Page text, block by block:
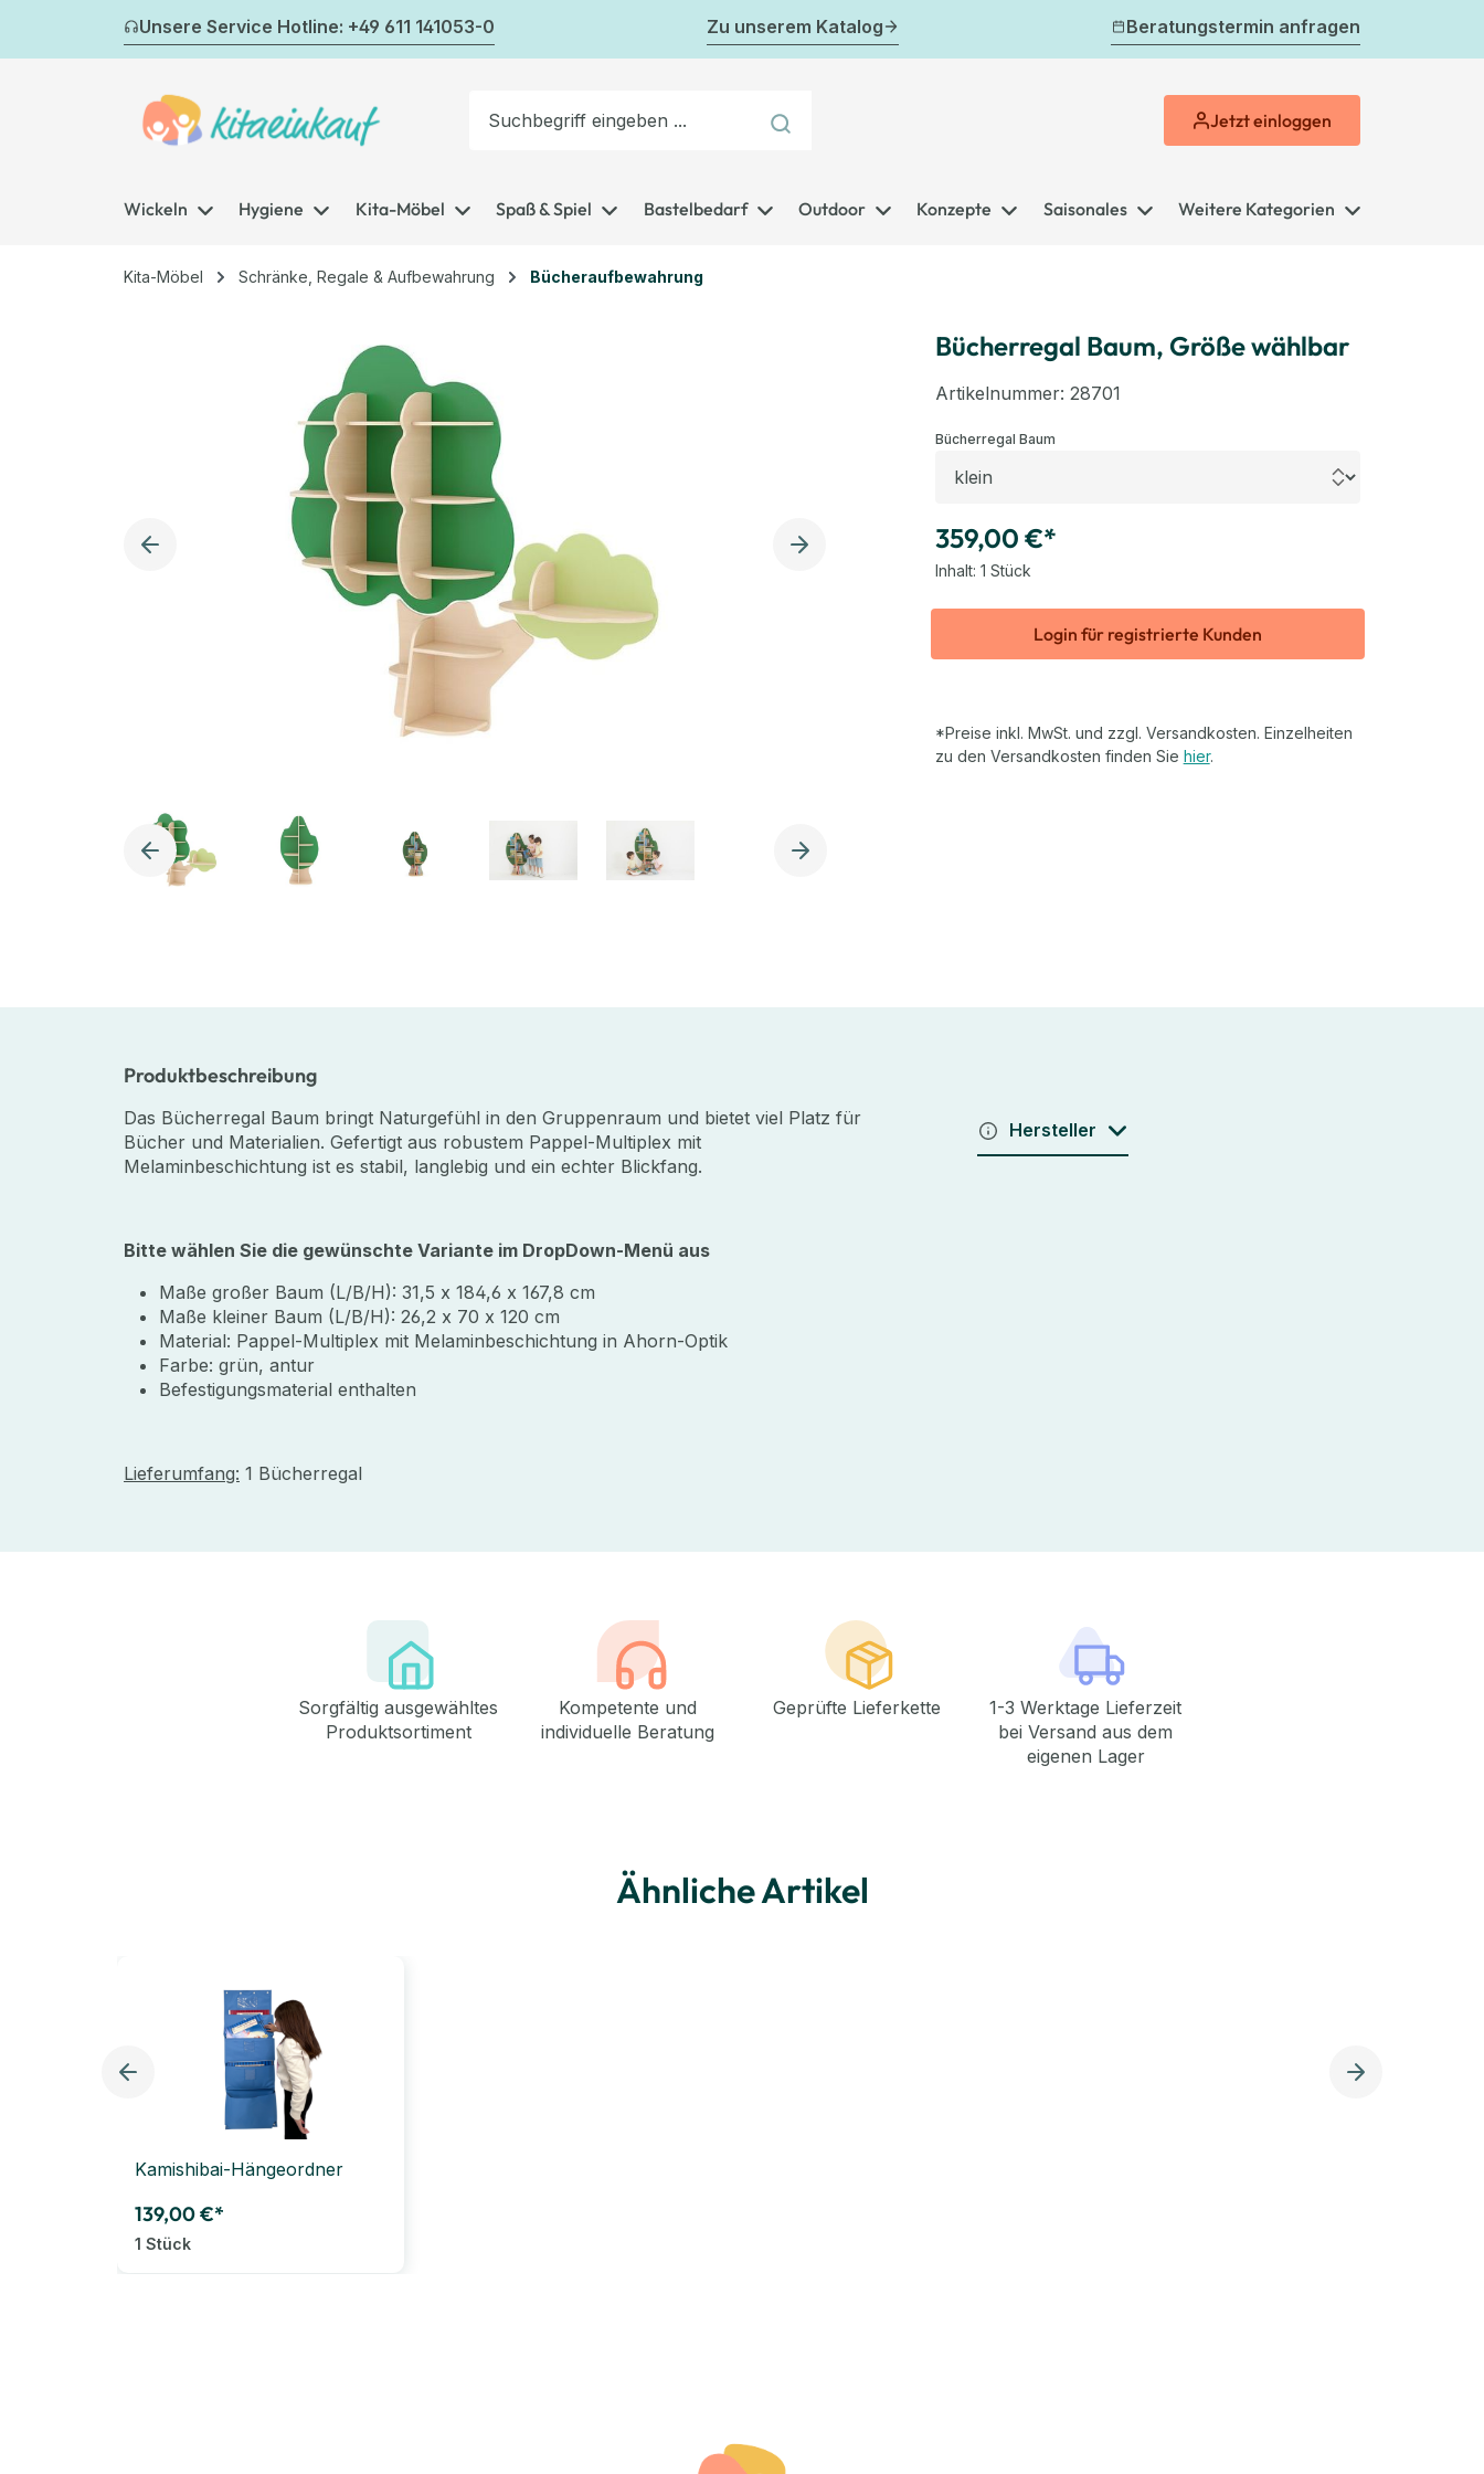
Hauptinhalt springen
Zur Suche springen
Zur Hauptnavigation springen
Unsere Service Hotline: +49 611 141053-0 Zu unserem Katalog Beratungstermin anfragen
Jetzteinloggen
Wickeln Hygiene Kita-Möbel Spaß & Spiel Bastelbedarf Outdoor Konzepte Saisonales Weitere Kategorien
Kita-Möbel Schränke, Regale & Aufbewahrung Bücheraufbewahrung
Bücherregal Baum, Größe wählbar
Artikelnummer: 28701
Bücherregal Baumauswählen
359,00 €*
Inhalt: 1 Stück
Login für registrierte Kunden
*Preise inkl. MwSt. und zzgl. Versandkosten. Einzelheiten
zu den Versandkosten finden Sie hier.
Produktbeschreibung
Das Bücherregal Baum bringt Naturgefühl in den Gruppenraum und bietet viel Platz für
Bücher und Materialien. Gefertigt aus robustem Pappel-Multiplex mit
Melaminbeschichtung ist es stabil, langlebig und ein echter Blickfang.
Bitte wählen Sie die gewünschte Variante im DropDown-Menü aus
Maße großer Baum (L/B/H): 31,5 x 184,6 x 167,8 cm
Maße kleiner Baum (L/B/H): 26,2 x 70 x 120 cm
Material: Pappel-Multiplex mit Melaminbeschichtung in Ahorn-Optik
Farbe: grün, antur
Befestigungsmaterial enthalten
Lieferumfang: 1 Bücherregal
Hersteller
Sorgfältig ausgewähltes
Produktsortiment
Kompetente und
individuelle Beratung
Geprüfte Lieferkette
1-3 Werktage Lieferzeit
bei Versand aus dem
eigenen Lager
Ähnliche Artikel
Kamishibai-Hängeordner
139,00 €*
1 Stück